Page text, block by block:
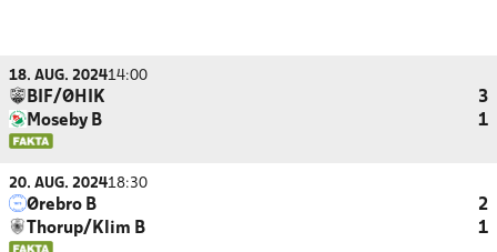
18. AUG. 202414:00
BIF/ØHIK
3
Moseby B
1
20. AUG. 202418:30
Ørebro B
2
Thorup/Klim B
1